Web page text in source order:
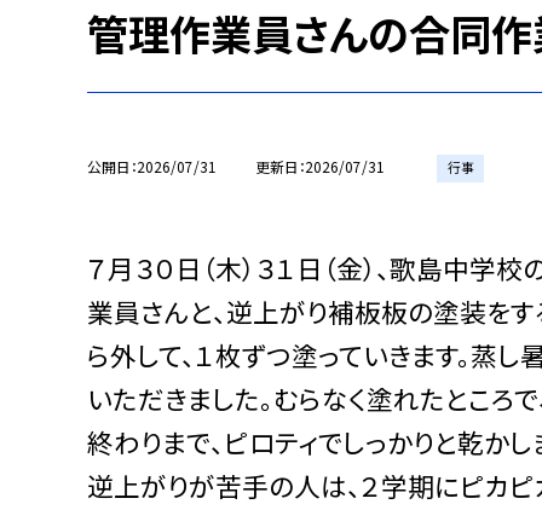
管理作業員さんの合同
公開日 2026/07/31 更新日 2026/07/31 行事
７月３０日（木）３１日（金）、歌島中
業員さんと、逆上がり補板板の塗装を
ら外して、１枚ずつ塗っていきます。蒸
いただきました。むらなく塗れたところ
終わりまで、ピロティでしっかりと乾かし
逆上がりが苦手の人は、２学期にピカ